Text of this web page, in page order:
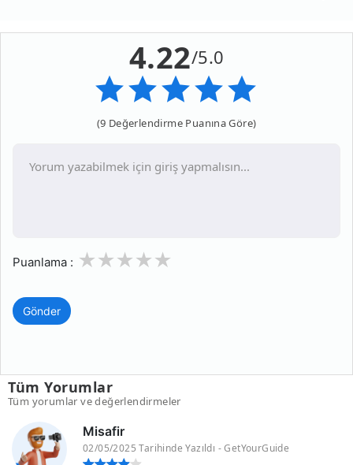
4.22/5.0
(9 Değerlendirme Puanına Göre)
Puanlama : 3
2
1
Gönder
Tüm Yorumlar
Tüm yorumlar ve değerlendirmeler
Misafir
02/05/2025 Tarihinde Yazıldı - GetYourGuide